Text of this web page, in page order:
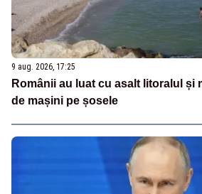
9 aug. 2026, 17:25
Românii au luat cu asalt litoralul și
de mașini pe șosele